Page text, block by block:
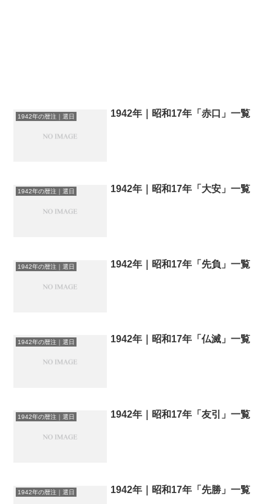
1942年の暦注｜選日 1942年｜昭和17年「赤口」一覧
1942年の暦注｜選日 1942年｜昭和17年「大安」一覧
1942年の暦注｜選日 1942年｜昭和17年「先負」一覧
1942年の暦注｜選日 1942年｜昭和17年「仏滅」一覧
1942年の暦注｜選日 1942年｜昭和17年「友引」一覧
1942年の暦注｜選日 1942年｜昭和17年「先勝」一覧